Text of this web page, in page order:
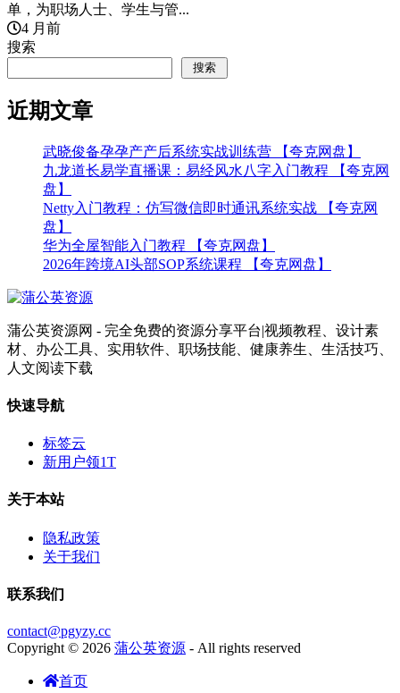
单，为职场人士、学生与管...
4 月前
搜索
搜索
近期文章
武晓俊备孕孕产产后系统实战训练营 【夸克网盘】
九龙道长易学直播课：易经风水八字入门教程 【夸克网
盘】
Netty入门教程：仿写微信即时通讯系统实战 【夸克网
盘】
华为全屋智能入门教程 【夸克网盘】
2026年跨境AI头部SOP系统课程 【夸克网盘】
蒲公英资源网 - 完全免费的资源分享平台|视频教程、设计素
材、办公工具、实用软件、职场技能、健康养生、生活技巧、
人文阅读下载
快速导航
标签云
新用户领1T
关于本站
隐私政策
关于我们
联系我们
contact@pgyzy.cc
Copyright © 2026 蒲公英资源 - All rights reserved
首页